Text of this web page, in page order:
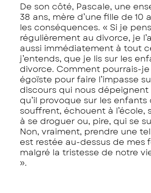
De son côté, Pascale, une
38 ans, mère d’une fille de 10
les conséquences. « Si je
régulièrement au divorce, je
aussi immédiatement à tout
j’entends, que je lis sur les
divorce. Comment pourrais-
égoïste pour faire l’impasse
discours qui nous dépeignent
qu’il provoque sur les enfants
souffrent, échouent à l’école,
à se droguer ou, pire, qui se
Non, vraiment, prendre une
est restée au-dessus de mes
malgré la tristesse de notre
».